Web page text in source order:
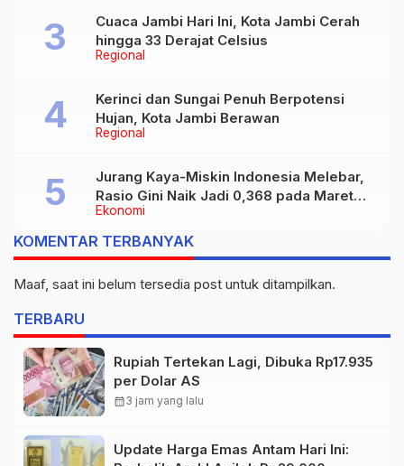
Regional
Cuaca Jambi Hari Ini, Kota Jambi Cerah
hingga 33 Derajat Celsius
Regional
Kerinci dan Sungai Penuh Berpotensi
Hujan, Kota Jambi Berawan
Ekonomi
Jurang Kaya-Miskin Indonesia Melebar,
Rasio Gini Naik Jadi 0,368 pada Maret
2026
KOMENTAR TERBANYAK
Maaf, saat ini belum tersedia post untuk ditampilkan.
TERBARU
Rupiah Tertekan Lagi, Dibuka Rp17.935
per Dolar AS
calendar_month3 jam yang lalu
Update Harga Emas Antam Hari Ini: